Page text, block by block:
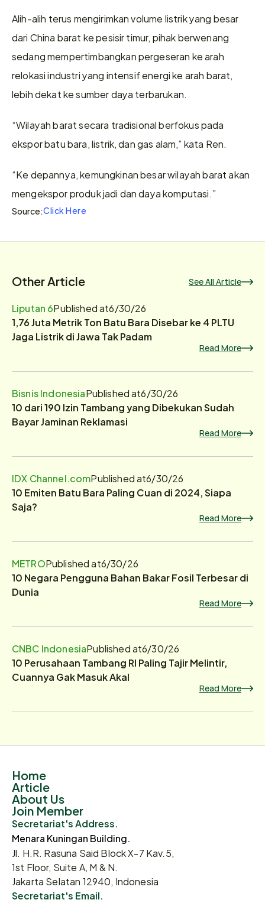
Alih-alih terus mengirimkan volume listrik yang besar
dari China barat ke pesisir timur, pihak berwenang
sedang mempertimbangkan pergeseran ke arah
relokasi industri yang intensif energi ke arah barat,
lebih dekat ke sumber daya terbarukan.
“Wilayah barat secara tradisional berfokus pada
ekspor batu bara, listrik, dan gas alam,” kata Ren.
“Ke depannya, kemungkinan besar wilayah barat akan
mengekspor produk jadi dan daya komputasi.”
Source:Click Here
Other Article See All Article
Liputan 6Published at6/30/26
1,76 Juta Metrik Ton Batu Bara Disebar ke 4 PLTU
Jaga Listrik di Jawa Tak Padam
Read More
Bisnis IndonesiaPublished at6/30/26
10 dari 190 Izin Tambang yang Dibekukan Sudah
Bayar Jaminan Reklamasi
Read More
IDX Channel.comPublished at6/30/26
10 Emiten Batu Bara Paling Cuan di 2024, Siapa
Saja?
Read More
METROPublished at6/30/26
10 Negara Pengguna Bahan Bakar Fosil Terbesar di
Dunia
Read More
CNBC IndonesiaPublished at6/30/26
10 Perusahaan Tambang RI Paling Tajir Melintir,
Cuannya Gak Masuk Akal
Read More
Home
Article
About Us
Join Member
Secretariat's Address.
Menara Kuningan Building.
Jl. H.R. Rasuna Said Block X-7 Kav.5,
1st Floor, Suite A, M & N.
Jakarta Selatan 12940, Indonesia
Secretariat's Email.